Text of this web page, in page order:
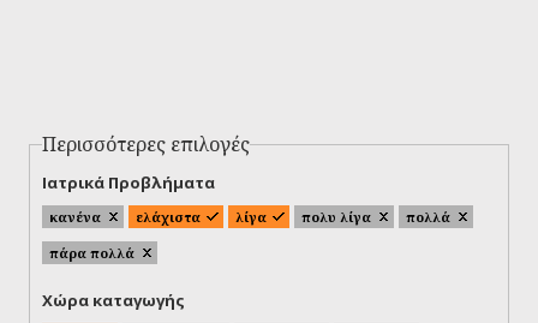
Περισσότερες επιλογές
Ιατρικά Προβλήματα
κανένα ελάχιστα λίγα πολυ λίγα
πολλά
πάρα πολλά
Χώρα καταγωγής